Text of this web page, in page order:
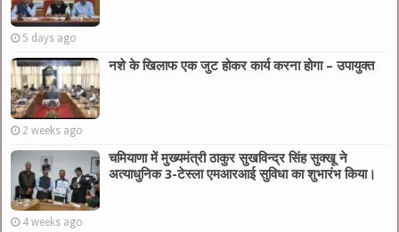
5 days ago
नशे के खिलाफ एक जुट होकर कार्य करना होगा – उपायुक्त
2 weeks ago
चमियाणा में मुख्यमंत्री ठाकुर सुखविन्द्र सिंह सुक्खू ने
अत्याधुनिक 3-टेस्ला एमआरआई सुविधा का शुभारंभ किया।
4 weeks ago